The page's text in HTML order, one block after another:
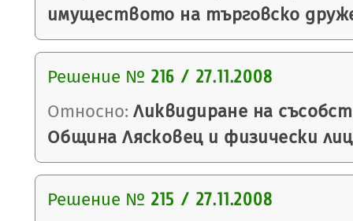
имуществото на търговско
Решение № 216 / 27.11.2008
Относно: Ликвидиране на
Община Лясковец и физически
Решение № 215 / 27.11.2008